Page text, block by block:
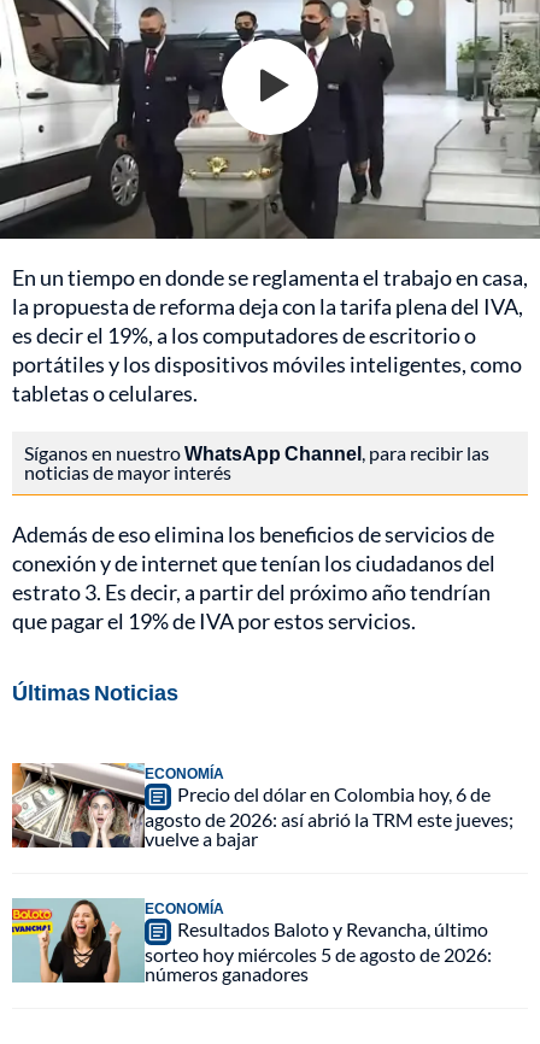
En un tiempo en donde se reglamenta el trabajo en casa,
la propuesta de reforma deja con la tarifa plena del IVA,
es decir el 19%, a los computadores de escritorio o
portátiles y los dispositivos móviles inteligentes, como
tabletas o celulares.
Síganos en nuestroWhatsApp Channel , para recibir las
noticias de mayor interés
Además de eso elimina los beneficios de servicios de
conexión y de internet que tenían los ciudadanos del
estrato 3. Es decir, a partir del próximo año tendrían
que pagar el 19% de IVA por estos servicios.
Últimas Noticias
ECONOMÍA
Precio del dólar en Colombia hoy, 6 de
agosto de 2026: así abrió la TRM este jueves;
vuelve a bajar
ECONOMÍA
Resultados Baloto y Revancha, último
sorteo hoy miércoles 5 de agosto de 2026:
números ganadores